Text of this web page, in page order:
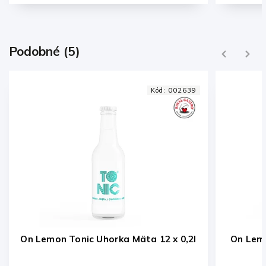
Podobné (5) Previous
On Lemon Tonic čierna baza 12 x 0,2l
Kód:000483
On
Next